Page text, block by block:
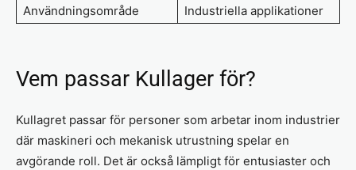
Användningsområde
Industriella applikationer
Vem passar Kullager för?
Kullagret passar för personer som arbetar inom industrier
där maskineri och mekanisk utrustning spelar en
avgörande roll. Det är också lämpligt för entusiaster och